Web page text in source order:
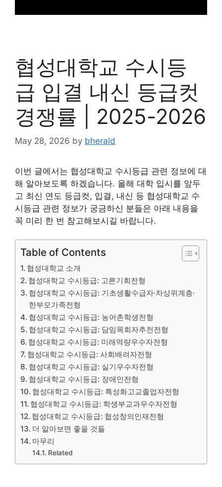
협성대학교 수시등
급 입결 내신 등급컷
경쟁률 | 2025-2026
May 28, 2026 by bherald
이번 글에서는 협성대학교 수시등급 관련 정보에 대
해 알아보도록 하겠습니다. 올해 대학 입시를 앞두
고 최신 연도 등급컷, 입결, 내신 등 협성대학교 수
시등급 관련 정보가 궁금하신 분들은 아래 내용을
꼭 미리 한 번 참고해보시길 바랍니다.
Table of Contents
협성대학교 소개
협성대학교 수시등급: 고른기회전형
협성대학교 수시등급: 기초생활수급자·차상위계층·
한부모가족전형
협성대학교 수시등급: 농어촌학생전형
협성대학교 수시등급: 담임목회자추천전형
협성대학교 수시등급: 미래역량우수자전형
협성대학교 수시등급: 사회배려자전형
협성대학교 수시등급: 실기우수자전형
협성대학교 수시등급: 장애인전형
협성대학교 수시등급: 특성화고교졸업자전형
협성대학교 수시등급: 학생부교과우수자전형
협성대학교 수시등급: 협성창의인재전형
더 알아보면 좋을 것들
마무리
Related